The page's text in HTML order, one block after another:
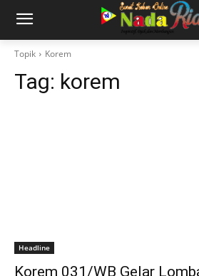
Topik Korem
Tag: korem
Headline
Korem 031/WB Gelar